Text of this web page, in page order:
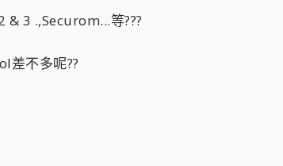
3 .,Securom...等???
差不多呢??